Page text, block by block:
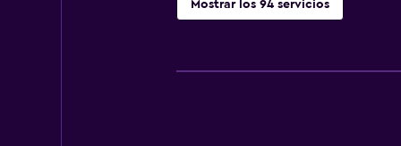
Mostrar los 94 servicios
Wifi gratis